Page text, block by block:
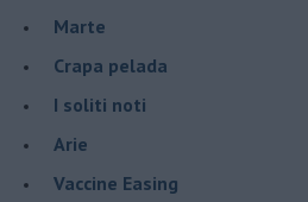
Marte
​Crapa pelada
​I soliti noti
Arie
​Vaccine Easing